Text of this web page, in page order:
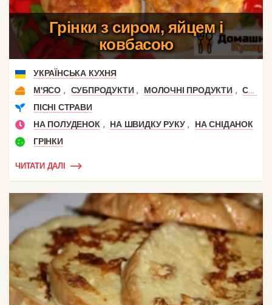
Грінки з сиром, яйцем і
ковбасою
УКРАЇНСЬКА КУХНЯ
М'ЯСО , СУБПРОДУКТИ , МОЛОЧНІ ПРОДУКТИ , СИР
ПІСНІ СТРАВИ
НА ПОЛУДЕНОК , НА ШВИДКУ РУКУ ,
НА СНІДАНОК
ГРІНКИ
ЧИТАТИ ДАЛІ